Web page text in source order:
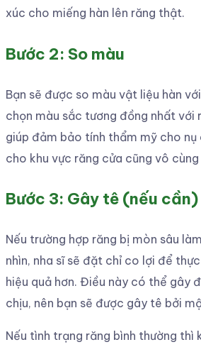
xúc cho miếng hàn lên răng thật.
Bước 2: So màu
Bạn sẽ được so màu vật liệu hàn
chọn màu sắc tương đồng nhất với
giúp đảm bảo tính thẩm mỹ cho nụ
cho khu vực răng cửa cũng vô cùng
Bước 3: Gây tê (nếu cần)
Nếu trường hợp răng bị mòn sâu
nhìn, nha sĩ sẽ đặt chỉ co lợi để
hiệu quả hơn. Điều này có thể gây
chịu, nên bạn sẽ được gây tê bởi
Nếu tình trạng răng bình thường thì